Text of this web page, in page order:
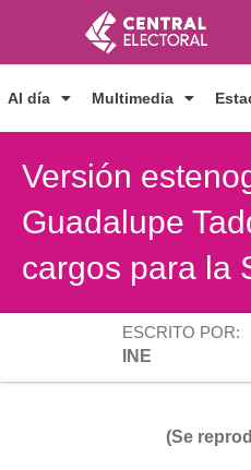
contenido
Al día Multimedia
Versión
Guadalupe
cargos para la
ESCRITO POR:
INE
(Se